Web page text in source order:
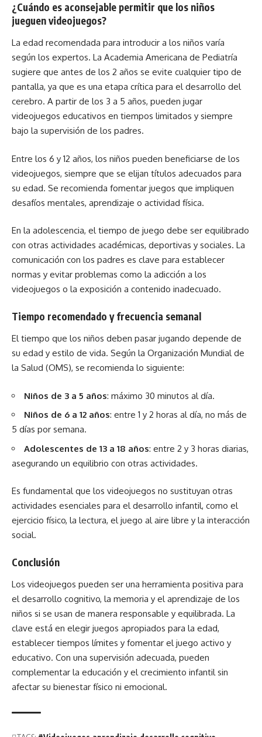
¿Cuándo es aconsejable permitir que los niños
jueguen videojuegos?
La edad recomendada para introducir a los niños varía
según los expertos. La Academia Americana de Pediatría
sugiere que antes de los 2 años se evite cualquier tipo de
pantalla, ya que es una etapa crítica para el desarrollo del
cerebro. A partir de los 3 a 5 años, pueden jugar
videojuegos educativos en tiempos limitados y siempre
bajo la supervisión de los padres.
Entre los 6 y 12 años, los niños pueden beneficiarse de los
videojuegos, siempre que se elijan títulos adecuados para
su edad. Se recomienda fomentar juegos que impliquen
desafíos mentales, aprendizaje o actividad física.
En la adolescencia, el tiempo de juego debe ser equilibrado
con otras actividades académicas, deportivas y sociales. La
comunicación con los padres es clave para establecer
normas y evitar problemas como la adicción a los
videojuegos o la exposición a contenido inadecuado.
Tiempo recomendado y frecuencia semanal
El tiempo que los niños deben pasar jugando depende de
su edad y estilo de vida. Según la Organización Mundial de
la Salud (OMS), se recomienda lo siguiente:
Niños de 3 a 5 años: máximo 30 minutos al día.
Niños de 6 a 12 años: entre 1 y 2 horas al día, no más de
5 días por semana.
Adolescentes de 13 a 18 años: entre 2 y 3 horas diarias,
asegurando un equilibrio con otras actividades.
Es fundamental que los videojuegos no sustituyan otras
actividades esenciales para el desarrollo infantil, como el
ejercicio físico, la lectura, el juego al aire libre y la interacción
social.
Conclusión
Los videojuegos pueden ser una herramienta positiva para
eldesarrollo cognitivo, la memoria y el aprendizaje de los
niños si se usan de manera responsable y equilibrada. La
clave está en elegir juegos apropiados para la edad,
establecer tiempos límites y fomentar el juego activo y
educativo. Con una supervisión adecuada, pueden
complementar la educación y el crecimiento infantil sin
afectar su bienestar físico ni emocional.